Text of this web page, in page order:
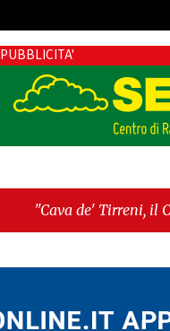
PUBBLICITA'
il Consiglio
giornata storica: la